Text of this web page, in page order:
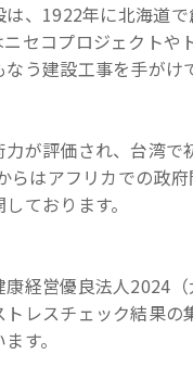
、1922年に北海道
セコプロジェクト
う建設工事を手がけ
力が評価され、台湾
らはアフリカでの政
ております。
康経営優良法人2024
レスチェック結果
す。